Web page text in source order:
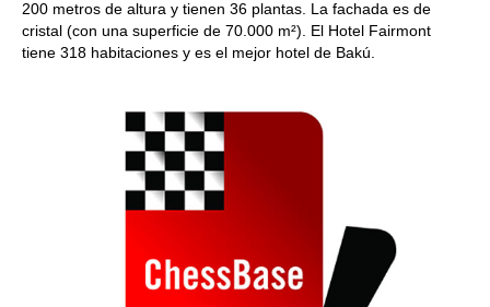
200 metros de altura y tienen 36 plantas. La fachada es de
cristal (con una superficie de 70.000 m²). El Hotel Fairmont
tiene 318 habitaciones y es el mejor hotel de Bakú.